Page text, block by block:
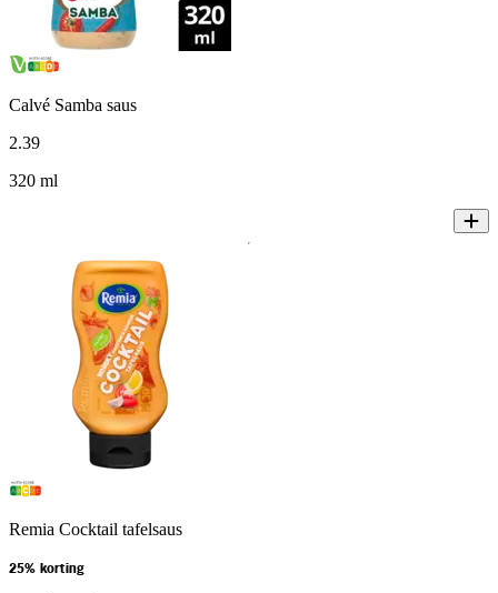
Calvé Samba saus
2.39
320 ml
Remia Cocktail tafelsaus
25% korting